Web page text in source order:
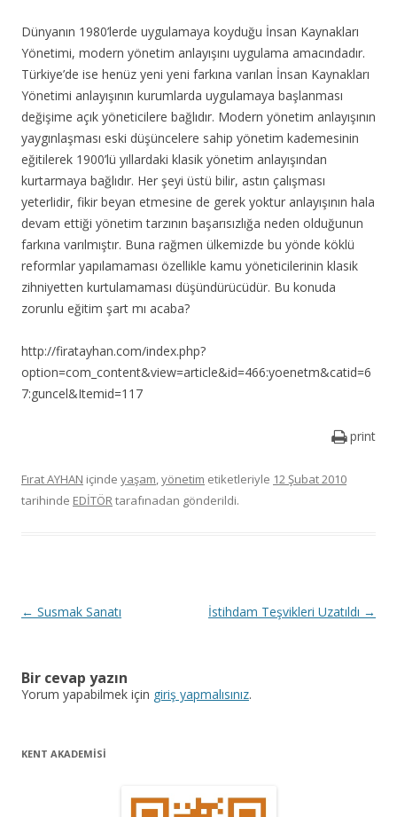
Dünyanın 1980’lerde uygulamaya koyduğu İnsan Kaynakları
Yönetimi, modern yönetim anlayışını uygulama amacındadır.
Türkiye’de ise henüz yeni yeni farkına varılan İnsan Kaynakları
Yönetimi anlayışının kurumlarda uygulamaya başlanması
değişime açık yöneticilere bağlıdır. Modern yönetim anlayışının
yaygınlaşması eski düşüncelere sahip yönetim kademesinin
eğitilerek 1900’lü yıllardaki klasik yönetim anlayışından
kurtarmaya bağlıdır. Her şeyi üstü bilir, astın çalışması
yeterlidir, fikir beyan etmesine de gerek yoktur anlayışının hala
devam ettiği yönetim tarzının başarısızlığa neden olduğunun
farkına varılmıştır. Buna rağmen ülkemizde bu yönde köklü
reformlar yapılamaması özellikle kamu yöneticilerinin klasik
zihniyetten kurtulamaması düşündürücüdür. Bu konuda
zorunlu eğitim şart mı acaba?
http://firatayhan.com/index.php?
option=com_content&view=article&id=466:yoenetm&catid=6
7:guncel&Itemid=117
print
Fırat AYHAN içinde yaşam,yönetim etiketleriyle 12 Şubat 2010
tarihinde EDİTÖRtarafınadan gönderildi.
Y
ı
l
← Susmak Sanatı İstihdam Teşvikleri Uzatıldı →
Bir cevap yazın
Yorum yapabilmek için giriş yapmalısınız.
KENT AKADEMİSİ